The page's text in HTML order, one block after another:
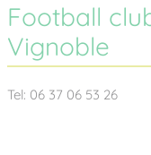
Football
Vignoble
Tel: 06 37 06 53 26